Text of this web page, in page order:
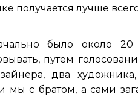
получается лучше
было около 20
путем
два
мы с братом, а сами